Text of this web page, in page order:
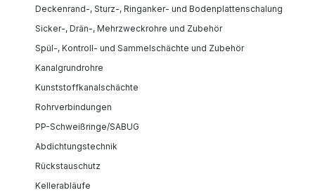
Deckenrand-, Sturz-, Ringanker- und Bodenplattenschalung
Sicker-, Drän-, Mehrzweckrohre und Zubehör
Spül-, Kontroll- und Sammelschächte und Zubehör
Kanalgrundrohre
Kunststoffkanalschächte
Rohrverbindungen
PP-Schweißringe/SABUG
Abdichtungstechnik
Rückstauschutz
Kellerabläufe